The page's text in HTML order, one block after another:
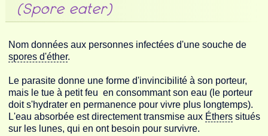
(Spore eater)
Nom données aux personnes infectées d'une souche de
spores d'éther.
Le parasite donne une forme d'invincibilité à son porteur,
mais le tue à petit feu en consommant son eau (le porteur
doit s'hydrater en permanence pour vivre plus longtemps).
L'eau absorbée est directement transmise aux Éthers situés
sur les lunes, qui en ont besoin pour survivre.